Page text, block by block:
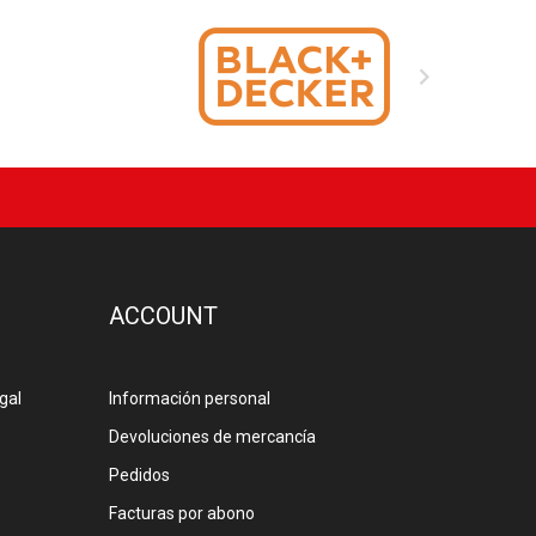

ACCOUNT
Información personal
Devoluciones de mercancía
Pedidos
Facturas por abono